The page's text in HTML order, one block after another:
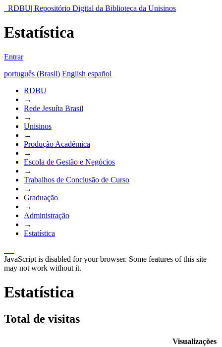
RDBU| Repositório Digital da Biblioteca da Unisinos
Estatística
Entrar
português (Brasil) English español
RDBU
→
Rede Jesuíta Brasil
→
Unisinos
→
Produção Acadêmica
→
Escola de Gestão e Negócios
→
Trabalhos de Conclusão de Curso
→
Graduação
→
Administração
→
Estatística
JavaScript is disabled for your browser. Some features of this site
may not work without it.
Estatística
Total de visitas
Visualizações